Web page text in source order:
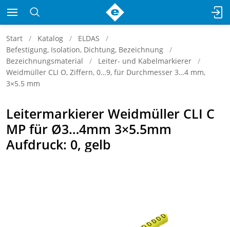
Start Katalog
ELDAS
Befestigung, Isolation, Dichtung, Bezeichnung
Bezeichnungsmaterial
Leiter- und Kabelmarkierer
Weidmüller CLI O, Ziffern, 0…9, für Durchmesser 3…4 mm,
3×5.5 mm
Leitermarkierer Weidmüller CLI C
MP für Ø3…4mm 3×5.5mm
Aufdruck: 0, gelb